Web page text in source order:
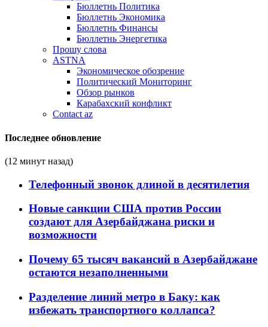
Бюллетнь Политика
Бюллетнь Экономика
Бюллетнь Финансы
Бюллетнь Энергетика
Прошу слова
ASTNA
Экономическое обозрение
Политический Мониторинг
Обзор рынков
Карабахский конфликт
Contact az
Последнее обновление
(12 минут назад)
Телефонный звонок длиной в десятилетия
Новые санкции США против России
создают для Азербайджана риски и
возможности
Почему 65 тысяч вакансий в Азербайджане
остаются незаполненными
Разделение линий метро в Баку: как
избежать транспортного коллапса?